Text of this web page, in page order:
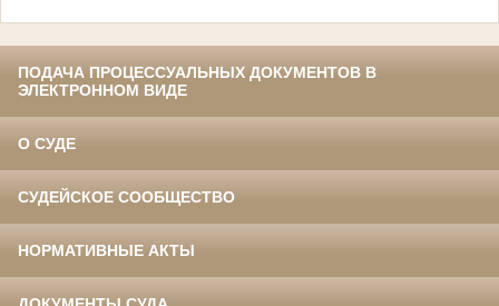
ПОДАЧА ПРОЦЕССУАЛЬНЫХ ДОКУМЕНТОВ В
ЭЛЕКТРОННОМ ВИДЕ
О СУДЕ
СУДЕЙСКОЕ СООБЩЕСТВО
НОРМАТИВНЫЕ АКТЫ